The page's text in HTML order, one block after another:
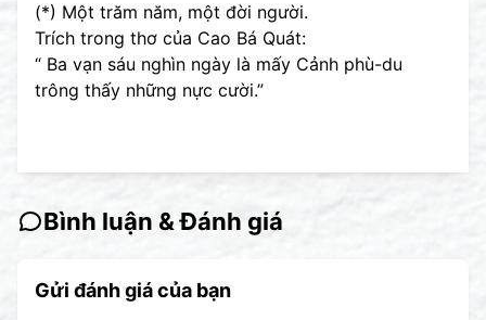
(*) Một trăm năm, một đời người.
Trích trong thơ của Cao Bá Quát:
“ Ba vạn sáu nghìn ngày là mấy Cảnh phù-du
trông thấy những nực cười.”
Bình luận & Đánh giá
Gửi đánh giá của bạn